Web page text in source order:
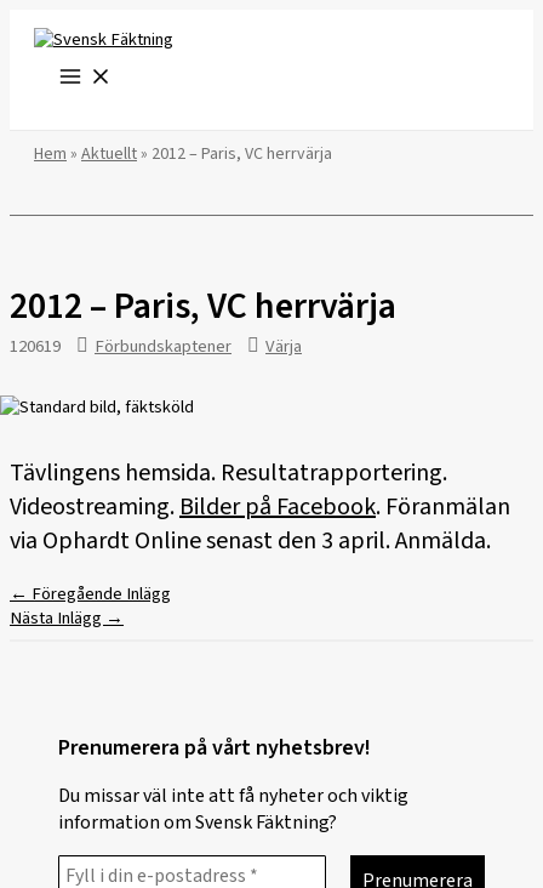
innehåll
Hem» Aktuellt» 2012 – Paris, VC herrvärja
2012 – Paris, VC herrvärja
120619 Förbundskaptener Värja
Tävlingens hemsida. Resultatrapportering.
Videostreaming.Bilder på Facebook. Föranmälan
via Ophardt Online senast den 3 april. Anmälda.
← Föregående Inlägg
Nästa Inlägg →
Prenumerera på vårt nyhetsbrev!
Du missar väl inte att få nyheter och viktig
information om Svensk Fäktning?